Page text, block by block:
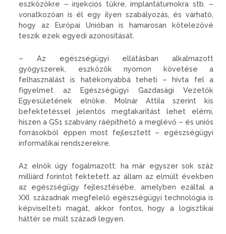
eszközökre – injekciós tűkre, implantátumokra stb. –
vonatkozóan is él egy ilyen szabályozás, és várható,
hogy az Európai Unióban is hamarosan kötelezővé
teszik ezek egyedi azonosítását.
– Az egészségügyi ellátásban alkalmazott
gyógyszerek, eszközök nyomon követése a
felhasználást is hatékonyabbá teheti – hívta fel a
figyelmet az Egészségügyi Gazdasági Vezetők
Egyesületének elnöke. Molnár Attila szerint kis
befektetéssel jelentős megtakarítást lehet elérni,
hiszen a GS1 szabvány ráépíthető a meglévő – és uniós
forrásokból éppen most fejlesztett – egészségügyi
informatikai rendszerekre.
Az elnök úgy fogalmazott: ha már egyszer sok száz
milliárd forintot fektetett az állam az elmúlt években
az egészségügy fejlesztésébe, amelyben ezáltal a
XXI. századnak megfelelő egészségügyi technológia is
képviselteti magát, akkor fontos, hogy a logisz­tikai
háttér se múlt századi legyen.